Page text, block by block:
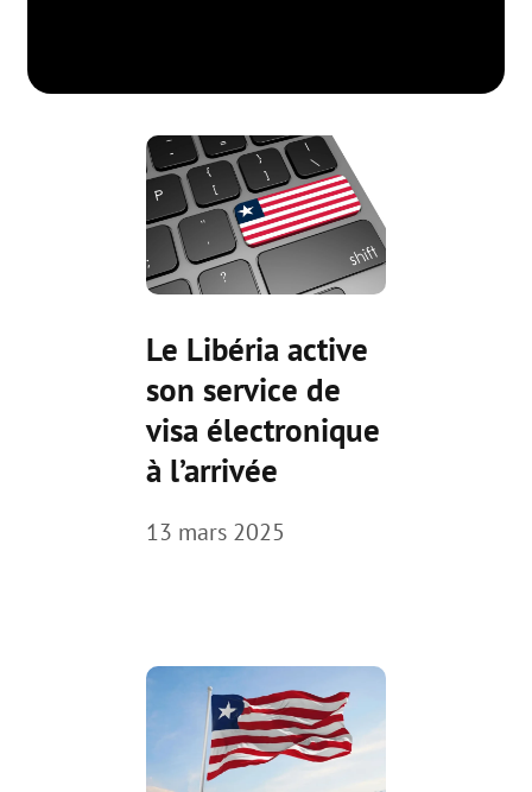
Le Libéria active
son service de
visa électronique
à l’arrivée
13 mars 2025